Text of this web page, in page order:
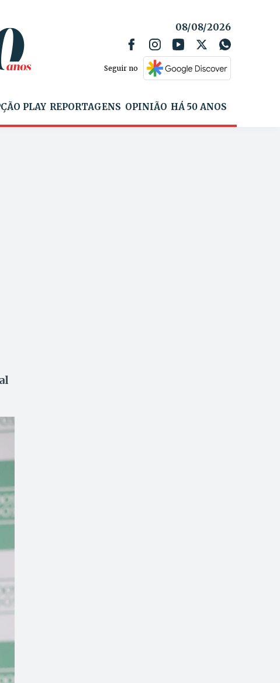
08/08/2026
Seguir no
PLAY REPORTAGENS OPINIÃO HÁ 50 ANOS